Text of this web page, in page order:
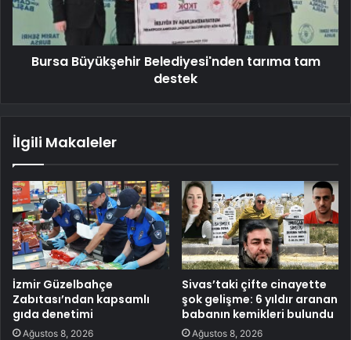
Bursa Büyükşehir Belediyesi'nden tarıma tam
destek
İlgili Makaleler
İzmir Güzelbahçe
Zabıtası’ndan kapsamlı
gıda denetimi
Ağustos 8, 2026
Sivas’taki çifte cinayette
şok gelişme: 6 yıldır aranan
babanın kemikleri bulundu
Ağustos 8, 2026